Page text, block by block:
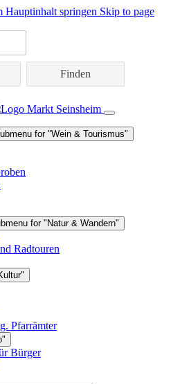
Hauptinhalt springen Skip to page
for "Wein & Tourismus"
for "Natur & Wandern"
Radtouren
Pfarrämter
Bürger